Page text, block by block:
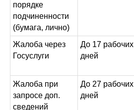
порядке
подчиненности
(бумага, лично)
Жалоба через
Госуслуги
До 17 рабочих
дней
Жалоба при
запросе доп.
сведений
До 27 рабочих
дней